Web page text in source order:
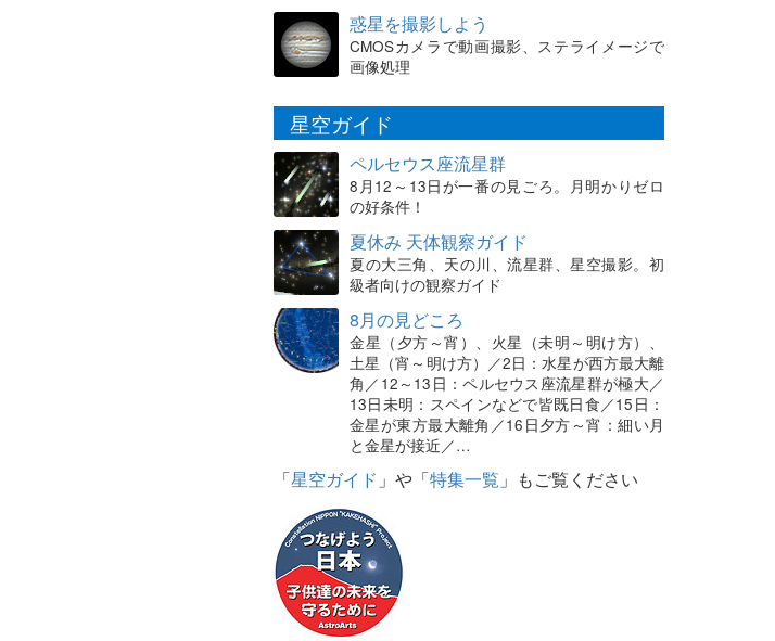
惑星を撮影しよう
CMOSカメラで動画撮影、ステライメージで
画像処理
星空ガイド
ペルセウス座流星群
8月12～13日が一番の見ごろ。月明かりゼロ
の好条件！
夏休み 天体観察ガイド
夏の大三角、天の川、流星群、星空撮影。初
級者向けの観察ガイド
8月の見どころ
金星（夕方～宵）、火星（未明～明け方）、
土星（宵～明け方）／2日：水星が西方最大離
角／12～13日：ペルセウス座流星群が極大／
13日未明：スペインなどで皆既日食／15日：
金星が東方最大離角／16日夕方～宵：細い月
と金星が接近／…
「星空ガイド 」や「特集一覧 」もご覧ください